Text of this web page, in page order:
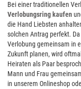
Bei einer traditionellen
Verlobungsring kaufen
die Hand Liebsten
solchen Antrag perfekt.
Verlobung gemeinsam in
Zukunft planen, wird
Heiraten als Paar
Mann und Frau
in unserem Onlineshop